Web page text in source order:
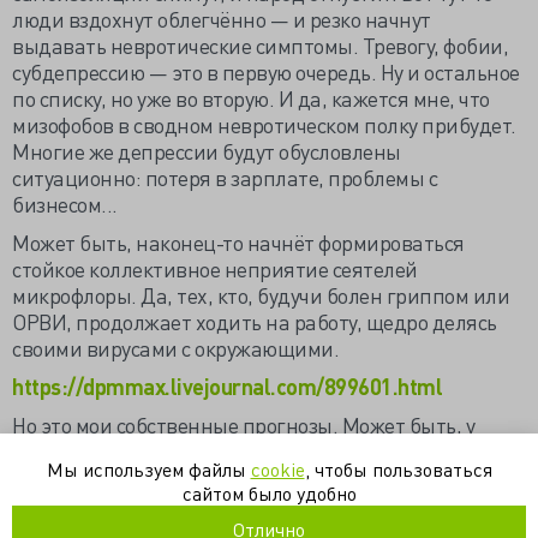
люди вздохнут облегчённо — и резко начнут
выдавать невротические симптомы. Тревогу, фобии,
субдепрессию — это в первую очередь. Ну и остальное
по списку, но уже во вторую. И да, кажется мне, что
мизофобов в сводном невротическом полку прибудет.
Многие же депрессии будут обусловлены
ситуационно: потеря в зарплате, проблемы с
бизнесом...
Может быть, наконец-то начнёт формироваться
стойкое коллективное неприятие сеятелей
микрофлоры. Да, тех, кто, будучи болен гриппом или
ОРВИ, продолжает ходить на работу, щедро делясь
своими вирусами с окружающими.
https://dpmmax.livejournal.com/899601.html
Но это мои собственные прогнозы. Может быть, у
Мы используем файлы cookie , чтобы пользоваться
сайтом было удобно
Отлично